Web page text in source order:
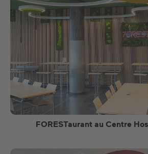
FORESTaurant au Centre